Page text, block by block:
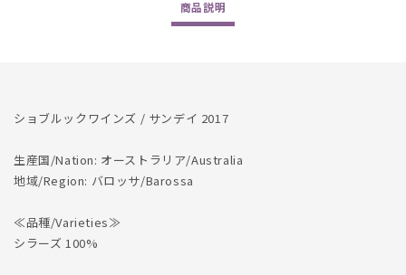
商品説明
ショブルックワインズ / サンデイ 2017
生産国/Nation: オーストラリア/Australia
地域/Region: バロッサ/Barossa
≪品種/Varieties≫
シラーズ 100%